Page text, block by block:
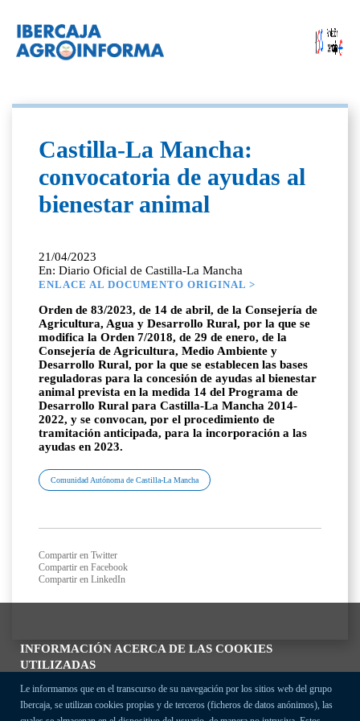
INFORMACIÓN ACERCA DE LAS COOKIES
UTILIZADAS
Le informamos que en el transcurso de su navegación por los sitios web del grupo
Ibercaja, se utilizan cookies propias y de terceros (ficheros de datos anónimos), las
Castilla-La Mancha:
convocatoria de ayudas al
bienestar animal
21/04/2023
En: Diario Oficial de Castilla-La Mancha
ENLACE AL DOCUMENTO ORIGINAL >
Orden de 83/2023, de 14 de abril, de la Consejería de
Agricultura, Agua y Desarrollo Rural, por la que se
modifica la Orden 7/2018, de 29 de enero, de la
Consejería de Agricultura, Medio Ambiente y
Desarrollo Rural, por la que se establecen las bases
reguladoras para la concesión de ayudas al bienestar
animal prevista en la medida 14 del Programa de
Desarrollo Rural para Castilla-La Mancha 2014-
2022, y se convocan, por el procedimiento de
tramitación anticipada, para la incorporación a las
ayudas en 2023.
Comunidad Autónoma de Castilla-La Mancha
Compartir en Twitter
Compartir en Facebook
Compartir en LinkedIn